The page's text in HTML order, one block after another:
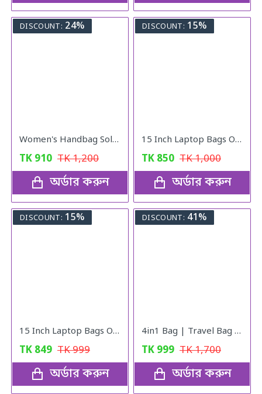
DISCOUNT: 24%
Women's Handbag Solid ( pink colour )
TK 910 TK1,200
অর্ডার করুন
DISCOUNT: 15%
15 Inch Laptop Bags Office Documents Storage Bag Travel ( gray )
TK 850 TK1,000
অর্ডার করুন
DISCOUNT: 15%
15 Inch Laptop Bags Office Documents Storage Bag Travel ( Blue )
TK 849 TK999
অর্ডার করুন
DISCOUNT: 41%
4in1 Bag | Travel Bag | Gym Bag | Carry Shoe | V10
TK 999 TK1,700
অর্ডার করুন